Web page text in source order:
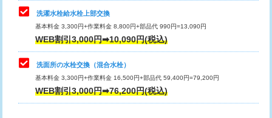
排水管工事（追加 排水管工事/3ｍ超
え）
マス交換（土の掘削・埋め戻し作業）
マス交換（深さ50㎝未満）
マス交換（深さ50㎝以上）
交換・取付（タンク）
交換・取付(単水栓（壁付・デッキ
式）)
交換・取付(混合水栓（壁付・デッキ
式・ワンホール）)
16,500円+材料費
洗濯水栓給水栓上部交換
基本料金 3,300円+作業料金 8,800円+部品代 990円=13,090円
WEB割引3,000円➡10,090円(税込)
洗面所の水栓交換（混合水栓）
基本料金 3,300円+作業料金 16,500円+部品代 59,400円=79,200円
WEB割引3,000円➡76,200円(税込)